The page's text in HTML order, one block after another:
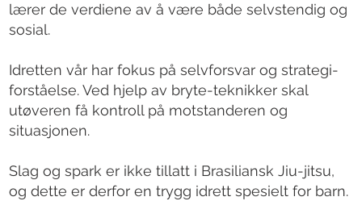
lærer de verdiene av å være både selvstendig og
sosial.
Idretten vår har fokus på selvforsvar og strategi-
forståelse. Ved hjelp av bryte-teknikker skal
utøveren få kontroll på motstanderen og
situasjonen.
Slag og spark er ikke tillatt i Brasiliansk Jiu-jitsu,
og dette er derfor en trygg idrett spesielt for barn.